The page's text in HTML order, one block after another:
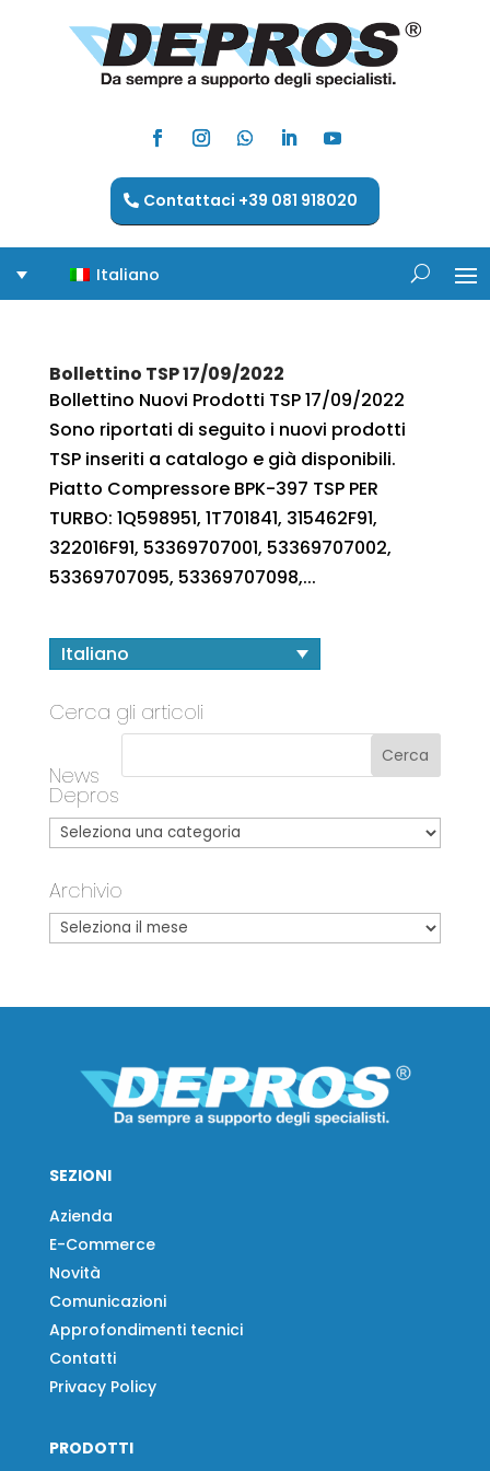
Contattaci +39 081 918020
Italiano
Bollettino TSP 17/09/2022
Bollettino Nuovi Prodotti TSP 17/09/2022
Sono riportati di seguito i nuovi prodotti
TSP inseriti a catalogo e già disponibili.
Piatto Compressore BPK-397 TSP PER
TURBO: 1Q598951, 1T701841, 315462F91,
322016F91, 53369707001, 53369707002,
53369707095, 53369707098,...
Italiano
Cerca gli articoli
News
Depros
Archivio
SEZIONI
Azienda
E-Commerce
Novità
Comunicazioni
Approfondimenti tecnici
Contatti
Privacy Policy
PRODOTTI